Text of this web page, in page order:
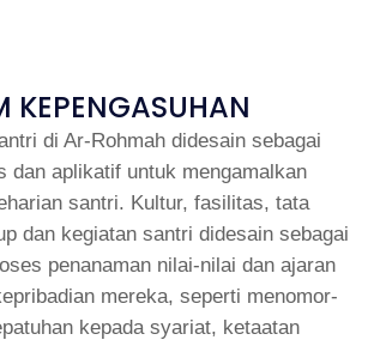
KEPENGASUHAN
di Ar-Rohmah didesain sebagai
dan aplikatif untuk mengamalkan
santri. Kultur, fasilitas, tata
dan kegiatan santri didesain sebagai
penanaman nilai-nilai dan ajaran
mereka, seperti menomor-
kepada syariat, ketaatan